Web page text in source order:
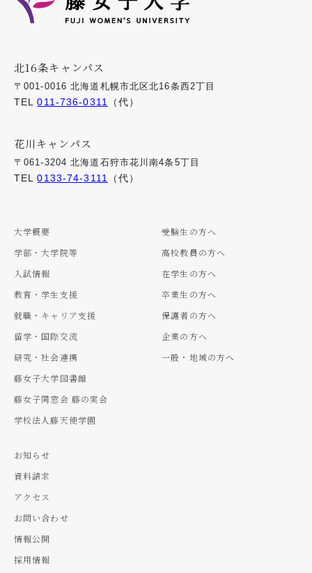
北16条キャンパス
〒001-0016 北海道札幌市北区北16条西2丁目
TEL011-736-0311 （代）
花川キャンパス
〒061-3204 北海道石狩市花川南4条5丁目
TEL0133-74-3111 （代）
大学概要
学部・大学院等
入試情報
教育・学生支援
就職・キャリア支援
留学・国際交流
研究・社会連携
藤女子大学図書館
藤女子同窓会 藤の実会
学校法人藤天使学園
受験生の方へ
高校教員の方へ
在学生の方へ
卒業生の方へ
保護者の方へ
企業の方へ
一般・地域の方へ
お知らせ
資料請求
アクセス
お問い合わせ
情報公開
採用情報